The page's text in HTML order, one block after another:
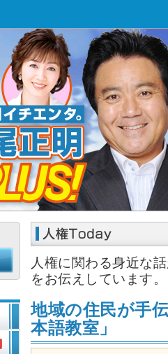
人権に関わる身近な
をお伝えしています。
地域の住民が手
本語教室」